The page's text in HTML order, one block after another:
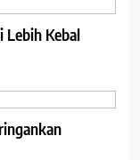
Lebih Kebal